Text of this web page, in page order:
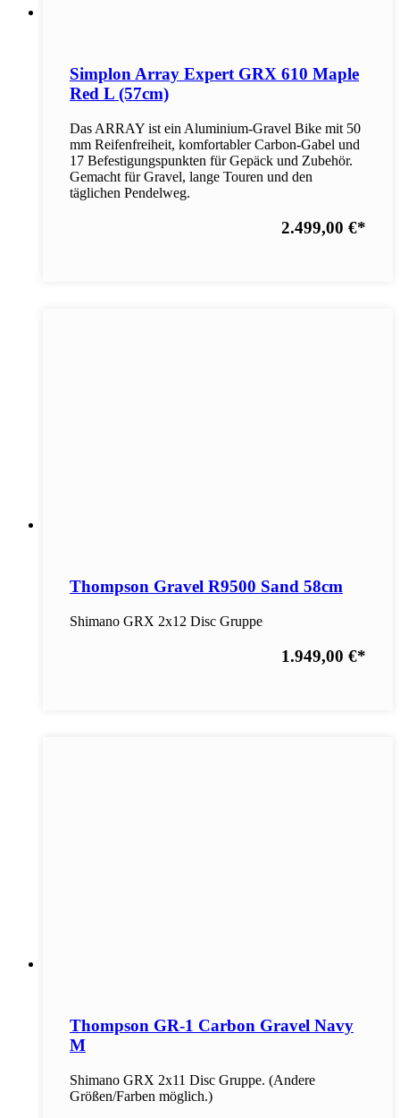
Simplon Array Expert GRX 610 Maple
Red L (57cm)
Das ARRAY ist ein Aluminium-Gravel Bike mit 50
mm Reifenfreiheit, komfortabler Carbon-Gabel und
17 Befestigungspunkten für Gepäck und Zubehör.
Gemacht für Gravel, lange Touren und den
täglichen Pendelweg.
2.499,00 €*
Thompson Gravel R9500 Sand 58cm
Shimano GRX 2x12 Disc Gruppe
1.949,00 €*
Thompson GR-1 Carbon Gravel Navy
M
Shimano GRX 2x11 Disc Gruppe. (Andere
Größen/Farben möglich.)